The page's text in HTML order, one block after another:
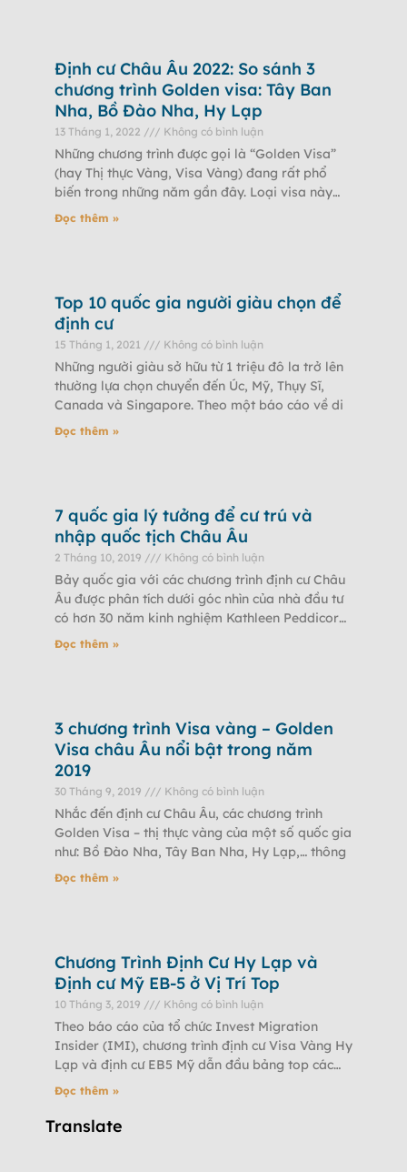
Định cư Châu Âu 2022: So sánh 3
chương trình Golden visa: Tây Ban
Nha, Bồ Đào Nha, Hy Lạp
13 Tháng 1, 2022 Không có bình luận
Những chương trình được gọi là “Golden Visa”
(hay Thị thực Vàng, Visa Vàng) đang rất phổ
biến trong những năm gần đây. Loại visa này
cung cấp giấy phép
Đọc thêm »
Top 10 quốc gia người giàu chọn để
định cư
15 Tháng 1, 2021 Không có bình luận
Những người giàu sở hữu từ 1 triệu đô la trở lên
thường lựa chọn chuyển đến Úc, Mỹ, Thụy Sĩ,
Canada và Singapore. Theo một báo cáo về di
Đọc thêm »
7 quốc gia lý tưởng để cư trú và
nhập quốc tịch Châu Âu
2 Tháng 10, 2019 Không có bình luận
Bảy quốc gia với các chương trình định cư Châu
Âu được phân tích dưới góc nhìn của nhà đầu tư
có hơn 30 năm kinh nghiệm Kathleen Peddicord,
đã
Đọc thêm »
3 chương trình Visa vàng – Golden
Visa châu Âu nổi bật trong năm
2019
30 Tháng 9, 2019 Không có bình luận
Nhắc đến định cư Châu Âu, các chương trình
Golden Visa – thị thực vàng của một số quốc gia
như: Bồ Đào Nha, Tây Ban Nha, Hy Lạp,… thông
Đọc thêm »
Chương Trình Định Cư Hy Lạp và
Định cư Mỹ EB-5 ở Vị Trí Top
10 Tháng 3, 2019 Không có bình luận
Theo báo cáo của tổ chức Invest Migration
Insider (IMI), chương trình định cư Visa Vàng Hy
Lạp và định cư EB5 Mỹ dẫn đầu bảng top các
chương trình
Đọc thêm »
Translate